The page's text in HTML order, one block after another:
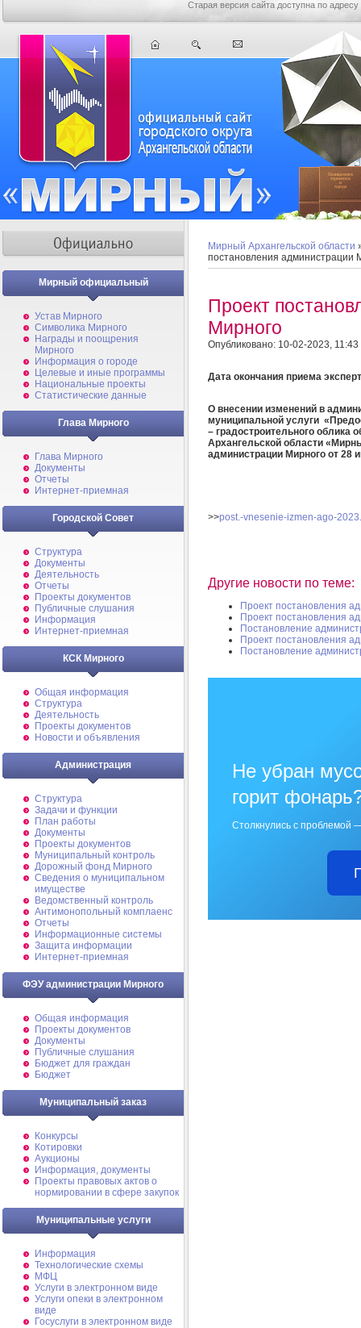
Старая версия сайта доступна по адресу
Мирный официальный
Устав Мирного
Символика Мирного
Награды и поощрения
Мирного
Информация о городе
Целевые и иные программы
Национальные проекты
Статистические данные
Глава Мирного
Глава Мирного
Документы
Отчеты
Интернет-приемная
Городской Совет
Структура
Документы
Деятельность
Отчеты
Проекты документов
Публичные слушания
Информация
Интернет-приемная
КСК Мирного
Общая информация
Структура
Деятельность
Проекты документов
Новости и объявления
Администрация
Структура
Задачи и функции
План работы
Документы
Проекты документов
Муниципальный контроль
Дорожный фонд Мирного
Cведения о муниципальном
имуществе
Ведомственный контроль
Антимонопольный комплаенс
Отчеты
Информационные системы
Защита информации
Интернет-приемная
ФЭУ администрации Мирного
Общая информация
Проекты документов
Документы
Публичные слушания
Бюджет для граждан
Бюджет
Муниципальный заказ
Конкурсы
Котировки
Аукционы
Информация, документы
Проекты правовых актов о
нормировании в сфере закупок
Муниципальные услуги
Информация
Технологические схемы
МФЦ
Услуги в электронном виде
Услуги опеки в электронном
виде
Госуслуги в электронном виде
Мирный Архангельской области
постановления администрации
Проект
Мирного
Опубликовано: 10-02-2023, 11:43
Дата окончания приема
О внесении изменений в
муниципальной услуги
– градостроительного облика
Архангельской области
администрации Мирного от 28
>>post.-vnesenie-izmen-ago-
Другие новости по теме:
Проект постановления
Проект постановления
Постановление
Проект постановления
Постановление
Не убран
горит
Столкнулись с проблемой